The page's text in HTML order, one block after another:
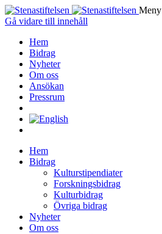
Meny
Gå vidare till innehåll
Hem
Bidrag
Nyheter
Om oss
Ansökan
Pressrum
Hem
Bidrag
Kulturstipendiater
Forskningsbidrag
Kulturbidrag
Övriga bidrag
Nyheter
Om oss